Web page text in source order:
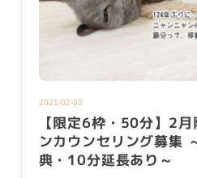
2021-02-02
【限定6枠・50分】2
ンカウンセリング募集
典・10分延長あり～